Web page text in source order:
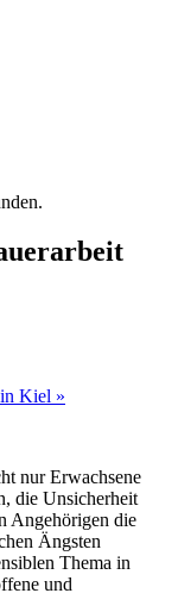
Kiel »
nur Erwachsene
die Unsicherheit
Angehörigen die
Ängsten
Thema in
und